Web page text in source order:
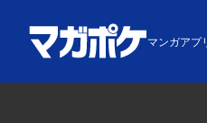
マンガアプ